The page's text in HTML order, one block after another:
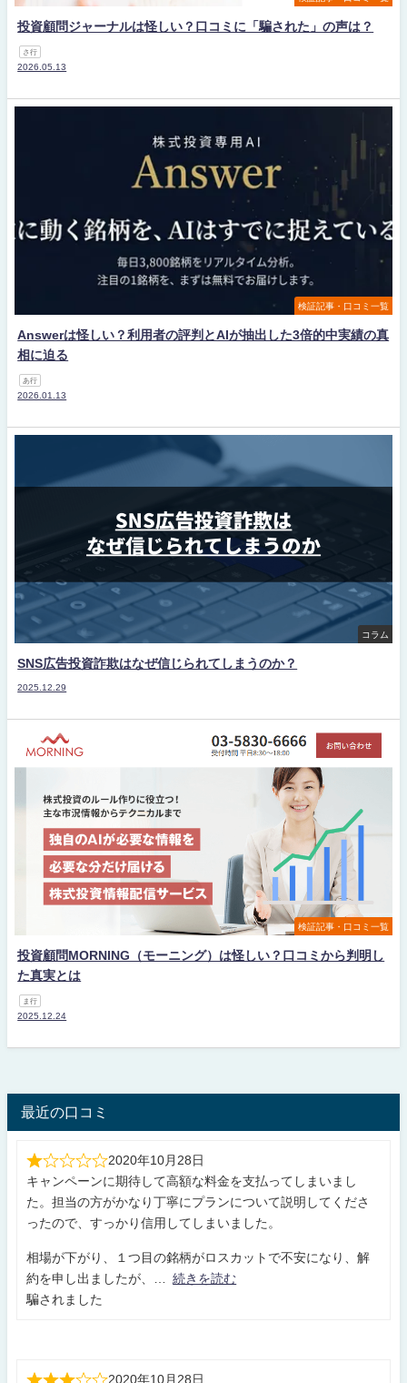
投資顧問ジャーナルは怪しい？口コミに「騙された」の声は？
さ行
2026.05.13
検証記事・口コミ一覧
Answerは怪しい？利用者の評判とAIが抽出した3倍的中実績の真
相に迫る
あ行
2026.01.13
コラム
SNS広告投資詐欺はなぜ信じられてしまうのか？
2025.12.29
検証記事・口コミ一覧
投資顧問MORNING（モーニング）は怪しい？口コミから判明し
た真実とは
ま行
2025.12.24
最近の口コミ
2020年10月28日
キャンペーンに期待して高額な料金を支払ってしまいまし
た。担当の方がかなり丁寧にプランについて説明してくださ
ったので、すっかり信用してしまいました。
相場が下がり、１つ目の銘柄がロスカットで不安になり、解
約を申し出ましたが、
続きを読む
騙されました
2020年10月28日